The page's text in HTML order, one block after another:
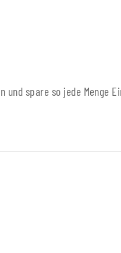
spare so jede Menge